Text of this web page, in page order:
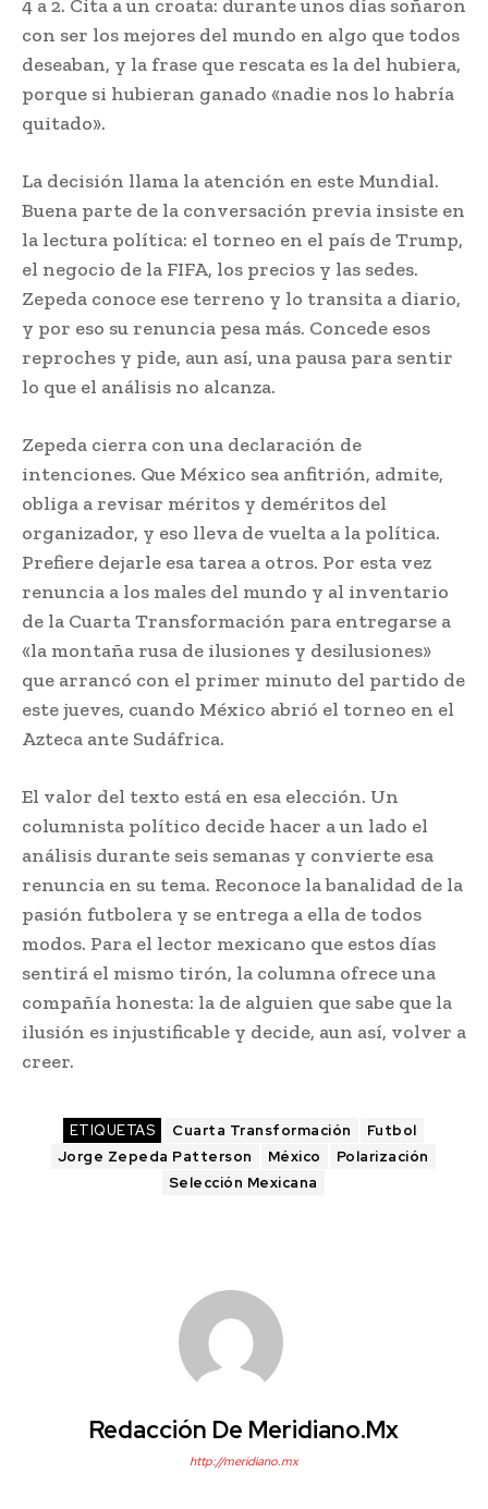
4 a 2. Cita a un croata: durante unos días soñaron
con ser los mejores del mundo en algo que todos
deseaban, y la frase que rescata es la del hubiera,
porque si hubieran ganado «nadie nos lo habría
quitado».
La decisión llama la atención en este Mundial.
Buena parte de la conversación previa insiste en
la lectura política: el torneo en el país de Trump,
el negocio de la FIFA, los precios y las sedes.
Zepeda conoce ese terreno y lo transita a diario,
y por eso su renuncia pesa más. Concede esos
reproches y pide, aun así, una pausa para sentir
lo que el análisis no alcanza.
Zepeda cierra con una declaración de
intenciones. Que México sea anfitrión, admite,
obliga a revisar méritos y deméritos del
organizador, y eso lleva de vuelta a la política.
Prefiere dejarle esa tarea a otros. Por esta vez
renuncia a los males del mundo y al inventario
de la Cuarta Transformación para entregarse a
«la montaña rusa de ilusiones y desilusiones»
que arrancó con el primer minuto del partido de
este jueves, cuando México abrió el torneo en el
Azteca ante Sudáfrica.
El valor del texto está en esa elección. Un
columnista político decide hacer a un lado el
análisis durante seis semanas y convierte esa
renuncia en su tema. Reconoce la banalidad de la
pasión futbolera y se entrega a ella de todos
modos. Para el lector mexicano que estos días
sentirá el mismo tirón, la columna ofrece una
compañía honesta: la de alguien que sabe que la
ilusión es injustificable y decide, aun así, volver a
creer.
ETIQUETAS Cuarta Transformación
Futbol
Jorge Zepeda Patterson
México
Polarización
Selección Mexicana
Redacción De Meridiano.mx
http://meridiano.mx